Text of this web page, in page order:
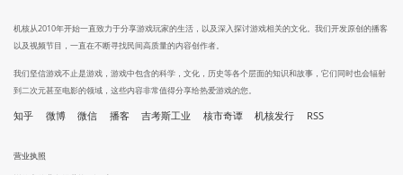
机核从2010年开始一直致力于分享游戏玩家的生活，以及深入探讨游戏相关的文化。我们开发原创的播客
以及视频节目，一直在不断寻找民间高质量的内容创作者。
我们坚信游戏不止是游戏，游戏中包含的科学，文化，历史等各个层面的知识和故事，它们同时也会辐射
到二次元甚至电影的领域，这些内容非常值得分享给热爱游戏的您。
知乎 微博 微信 播客 吉考斯工业 核市奇谭 机核发行 RSS
营业执照